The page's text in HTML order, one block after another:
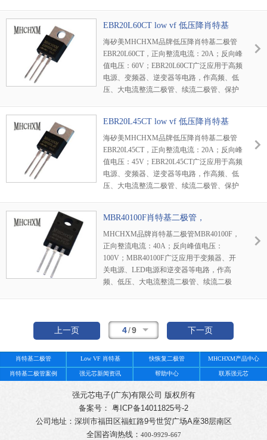
EBR20L60CT low vf 低压降肖特基
海矽美MHCHXM品牌低压降肖特基二极管
EBR20L60CT，正向整流电流：20A；反向峰
值电压：60V；EBR20L60CT广泛应用于高频
电源、变频器、逆变器等电路，作高频、低
压、大电流整流二极管、续流二极管、保护
EBR20L45CT low vf 低压降肖特基
海矽美MHCHXM品牌低压降肖特基二极管
EBR20L45CT，正向整流电流：20A；反向峰
值电压：45V；EBR20L45CT广泛应用于高频
电源、变频器、逆变器等电路，作高频、低
压、大电流整流二极管、续流二极管、保护
MBR40100F肖特基二极管，
MHCHXM品牌
MHCHXM品牌肖特基二极管MBR40100F，
正向整流电流：40A；反向峰值电压：
100V；MBR40100F广泛应用于变频器、开
关电源、LED电源和逆变器等电路，作高
频、低压、大电流整流二极管、续流二极
上一页 4/9 下一页
肖特基二极管 Low VF 肖特基 快恢复二极管 MHCHXM产品中心
肖特基二极管案例 强元芯新闻资讯 帮助中心 联系强元芯
强元芯电子(广东)有限公司 版权所有
备案号： 粤ICP备14011825号-2
公司地址：深圳市福田区福虹路9号世贸广场A座38层南区
全国咨询热线： 400-9929-667